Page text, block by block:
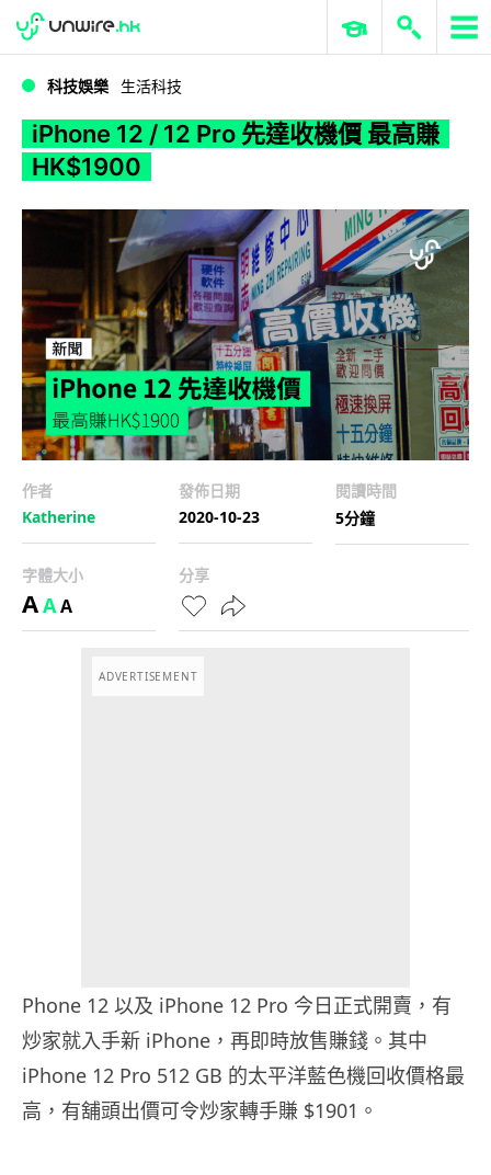
WWDC 2026 ERP 與商業 AI
科技娛樂 生活科技
iPhone 12 / 12 Pro 先達收機價 最高賺
HK$1900
作者
Katherine
發佈日期
2020-10-23
閱讀時間
5分鐘
字體大小
AAA
分享
ADVERTISEMENT
Phone 12 以及 iPhone 12 Pro 今日正式開賣，有
炒家就入手新 iPhone，再即時放售賺錢。其中
iPhone 12 Pro 512 GB 的太平洋藍色機回收價格最
高，有舖頭出價可令炒家轉手賺 $1901。